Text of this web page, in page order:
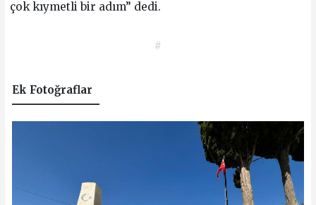
çok kıymetli bir adım” dedi.
#
Ek Fotoğraflar